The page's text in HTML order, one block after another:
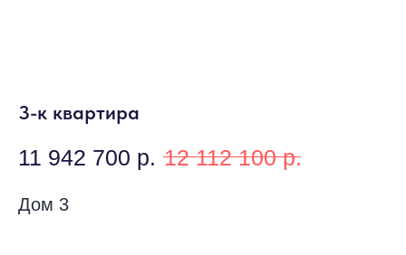
3-к квартира
11 942 700 р. 12 112 100 р.
Дом 3